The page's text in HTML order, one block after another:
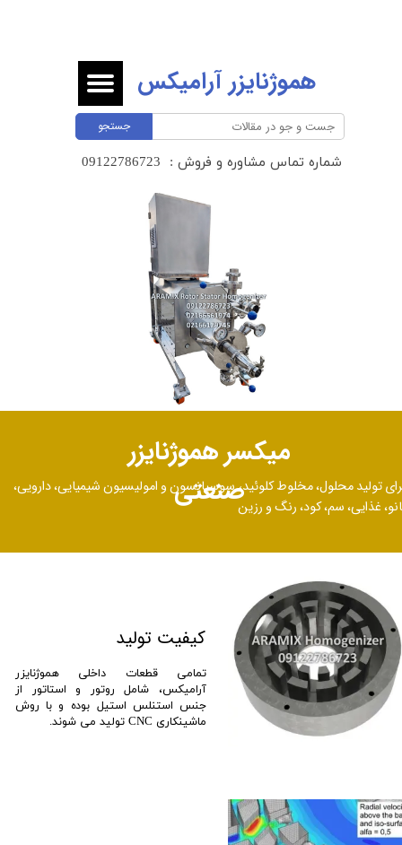
جستجو
هموژنایزر آرامیکس
شماره تماس مشاوره و فروش :
میکسر هموژنایزر
صنعتی
تولید محلول، مخلوط کلوئید، سوسپانسون و امولیسیون شیمیایی، دارویی،
غذایی، سم، کود، رنگ و رزین
کیفیت تولید
​تمامی قطعات داخلی هموژنایزر
آرامیکس، شامل روتور و استاتور از
جنس استنلس استیل بوده و با روش
ماشینکاری CNC تولید می شوند.